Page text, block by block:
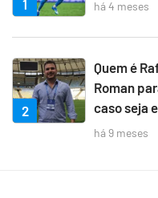
1 há 4 meses
2
Quem é
Roman
caso seja
há 9 meses